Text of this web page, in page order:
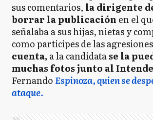
sus comentarios, la dirigente
borrar la publicación en el
señalaba a sus hijas, nietas y
como participes de las
cuenta, a la candidatase la
muchas fotos junto al
FernandoEspinoza, quien se
ataque.
Ads